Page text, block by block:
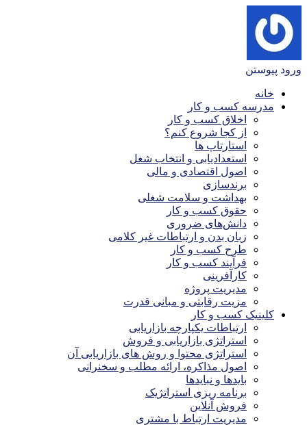
ورود پیوستن
خانه
مدرسه کسب و کار
اخلاق کسب و کار
از کجا شروع کنم؟
استارتاپ ها
استعدادیابی و انتخاب شغل
اصول اقتصادی و مالی
برندسازی
بهداشت و سلامت شغلی
حقوق کسب و کار
دانش‌های ضروری
زبان بدن و ارتباطات غیر کلامی
طرح کسب و کار
فرآیند کسب و کار
کارآفرینی
مدیریت پروژه
مزیت رقابتی و مبانی قدرت
کلینیک کسب و کار
ارتباطات یکپارچه بازاریابی
استراتژی بازاریابی و فروش
استراتژی محتوا و روش های بازاریابی آن
اصول مذاکره، ارائه مطلب و سخنرانی
بایدها و نبایدها
برنامه ریزی استراتژیک
فروش آنلاین
مدیریت ارتباط با مشتری